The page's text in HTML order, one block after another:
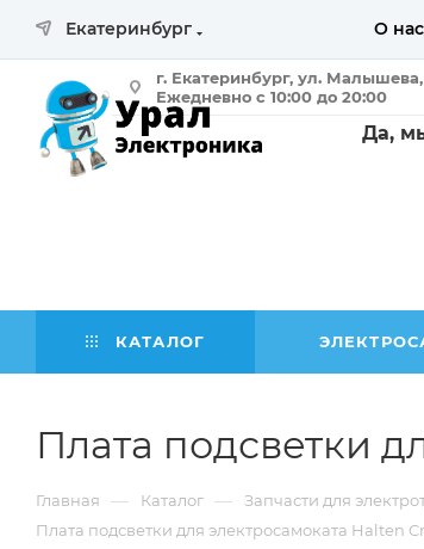
Екатеринбург О нас
г. Екатеринбург, ул.
Ежедневно с 10:00 до 20:00
Да,
КАТАЛОГ
Плата подсветки
Главная — Каталог — Запчасти для
Плата подсветки для электросамоката Halten